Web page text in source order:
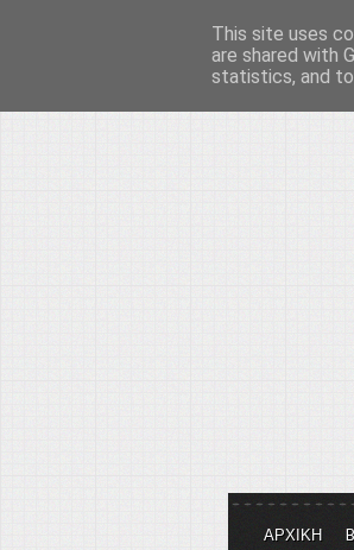
Το
Είμαστε
ΑΡΧΙΚΗ
This site uses
are shared with
statistics, and